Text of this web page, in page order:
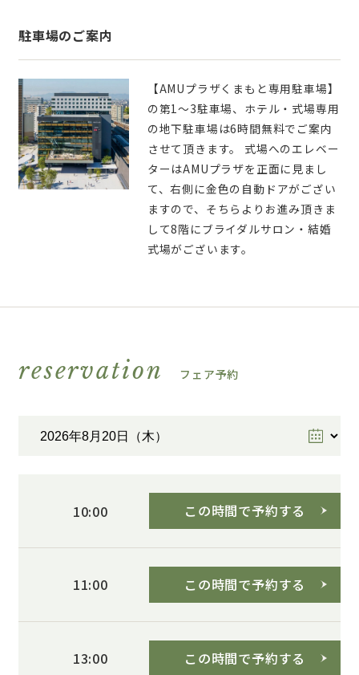
駐車場のご案内
【AMUプラザくまもと専用駐車場】
の第1～3駐車場、ホテル・式場専用
の地下駐車場は6時間無料でご案内
させて頂きます。 式場へのエレベー
ターはAMUプラザを正面に見まし
て、右側に金色の自動ドアがござい
ますので、そちらよりお進み頂きま
して8階にブライダルサロン・結婚
式場がございます。
reservation フェア予約
10:00 この時間で予約する
11:00 この時間で予約する
13:00 この時間で予約する